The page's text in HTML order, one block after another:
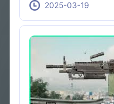
2025-03-19